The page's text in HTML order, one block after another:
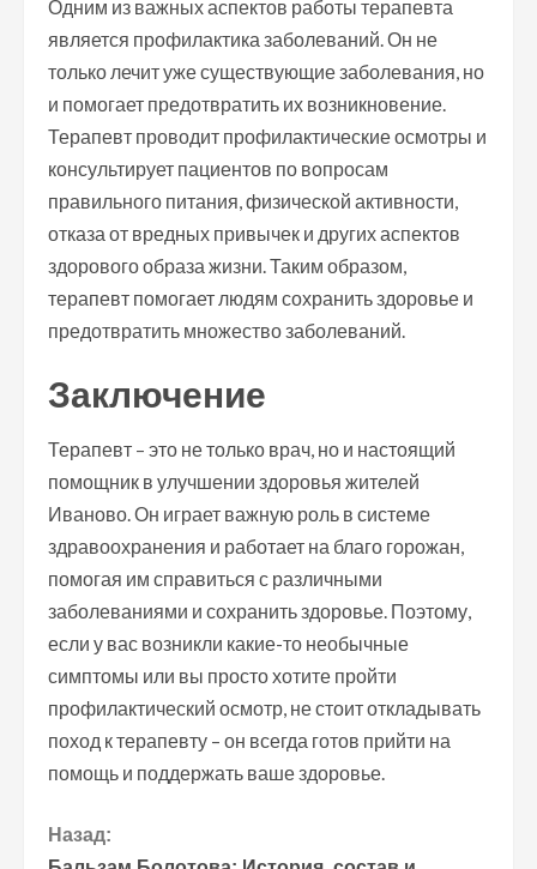
Одним из важных аспектов работы терапевта
является профилактика заболеваний. Он не
только лечит уже существующие заболевания, но
и помогает предотвратить их возникновение.
Терапевт проводит профилактические осмотры и
консультирует пациентов по вопросам
правильного питания, физической активности,
отказа от вредных привычек и других аспектов
здорового образа жизни. Таким образом,
терапевт помогает людям сохранить здоровье и
предотвратить множество заболеваний.
Заключение
Терапевт – это не только врач, но и настоящий
помощник в улучшении здоровья жителей
Иваново. Он играет важную роль в системе
здравоохранения и работает на благо горожан,
помогая им справиться с различными
заболеваниями и сохранить здоровье. Поэтому,
если у вас возникли какие-то необычные
симптомы или вы просто хотите пройти
профилактический осмотр, не стоит откладывать
поход к терапевту – он всегда готов прийти на
помощь и поддержать ваше здоровье.
П
Назад: